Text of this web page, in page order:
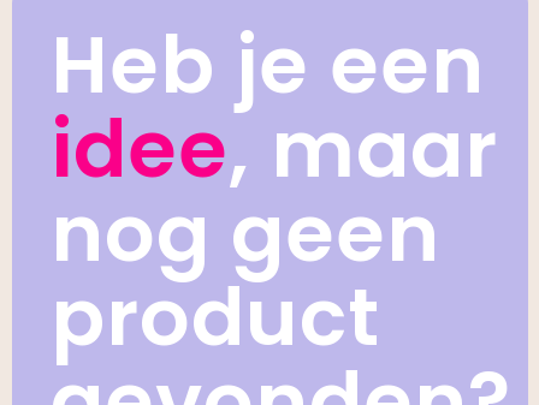
Heb je een
idee, maar
nog geen
product